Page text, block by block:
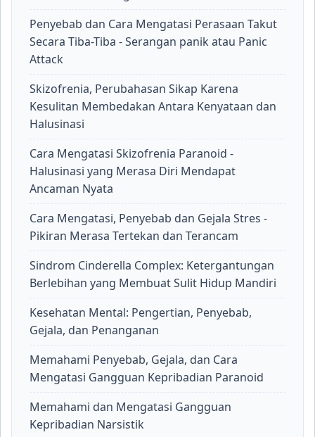
Penyebab dan Cara Mengatasi Perasaan Takut
Secara Tiba-Tiba - Serangan panik atau Panic
Attack
Skizofrenia, Perubahasan Sikap Karena
Kesulitan Membedakan Antara Kenyataan dan
Halusinasi
Cara Mengatasi Skizofrenia Paranoid -
Halusinasi yang Merasa Diri Mendapat
Ancaman Nyata
Cara Mengatasi, Penyebab dan Gejala Stres -
Pikiran Merasa Tertekan dan Terancam
Sindrom Cinderella Complex: Ketergantungan
Berlebihan yang Membuat Sulit Hidup Mandiri
Kesehatan Mental: Pengertian, Penyebab,
Gejala, dan Penanganan
Memahami Penyebab, Gejala, dan Cara
Mengatasi Gangguan Kepribadian Paranoid
Memahami dan Mengatasi Gangguan
Kepribadian Narsistik